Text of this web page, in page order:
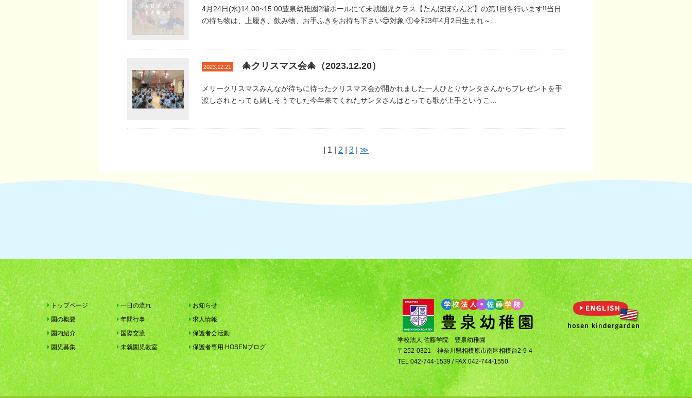
4月24日(水)14:00~15:00豊泉幼稚園2階ホールにて未就園児クラス【たんぽぽらんど】の第1回を行います!!当日
の持ち物は、上履き、飲み物、お手ふきをお持ち下さい😊対象:①令和3年4月2日生まれ～...
2023.12.21 🎄クリスマス会🎄（2023.12.20）
メリークリスマスみんなが待ちに待ったクリスマス会が開かれました一人ひとりサンタさんからプレゼントを手
渡しされとっても嬉しそうでした今年来てくれたサンタさんはとっても歌が上手というこ...
| 1 | 2 3 ≫
トップページ
園の概要
園内紹介
園児募集
一日の流れ
年間行事
国際交流
未就園児教室
お知らせ
求人情報
保護者会活動
保護者専用 HOSENブログ
学校法人 佐藤学院 豊泉幼稚園
〒252-0321 神奈川県相模原市南区相模台2-9-4
TEL 042-744-1539 / FAX 042-744-1550